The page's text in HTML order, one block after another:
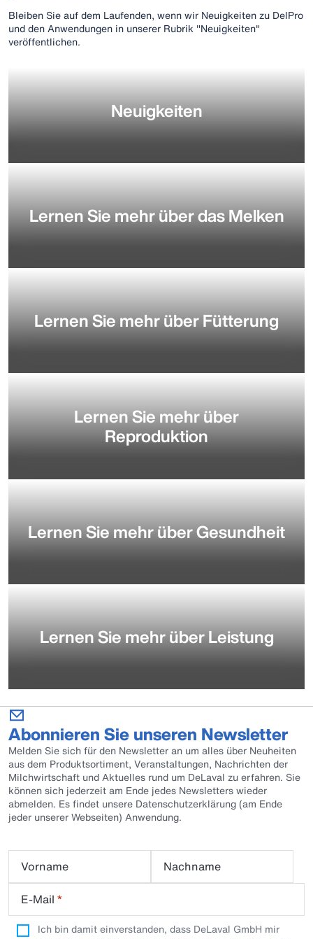
Bleiben Sie auf dem Laufenden, wenn wir Neuigkeiten zu DelPro
und den Anwendungen in unserer Rubrik "Neuigkeiten"
veröffentlichen.
Neuigkeiten
Lernen Sie mehr über das Melken
Lernen Sie mehr über Fütterung
Lernen Sie mehr über
Reproduktion
Lernen Sie mehr über Gesundheit
Lernen Sie mehr über Leistung
Abonnieren Sie unseren Newsletter
Melden Sie sich für den Newsletter an um alles über Neuheiten
aus dem Produktsortiment, Veranstaltungen, Nachrichten der
Milchwirtschaft und Aktuelles rund um DeLaval zu erfahren. Sie
können sich jederzeit am Ende jedes Newsletters wieder
abmelden. Es findet unsere Datenschutzerklärung (am Ende
jeder unserer Webseiten) Anwendung.
Vorname
Nachname
E-Mail *
Ich bin damit einverstanden, dass DeLaval GmbH mir